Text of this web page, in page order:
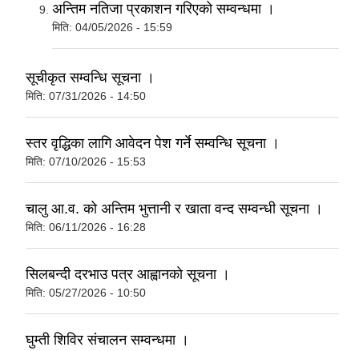
अन्तिम नतिजा प्रकाशन गरिएको सम्वन्धमा ।
मिति: 04/05/2026 - 15:59
सूचीकृत सम्वन्धि सूचना ।
मिति: 07/31/2026 - 14:50
स्तर वृद्धिका लागि आवेदन पेश गर्ने सम्वन्धि सूचना ।
मिति: 07/10/2026 - 15:53
चालु आ.व. को अन्तिम भुत्तानी र खाता वन्द सम्वन्धी सूचना ।
मिति: 06/11/2026 - 16:28
सिलबन्दी दरभाउ पत्र आह्वानकाे सूचना ।
मिति: 05/27/2026 - 10:50
घुम्ती शिविर संचालन सम्वन्धमा ।